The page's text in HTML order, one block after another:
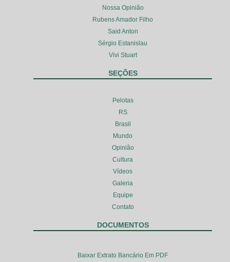
Nossa Opinião
Rubens Amador Filho
Said Anton
Sérgio Estanislau
Vivi Stuart
SEÇÕES
Pelotas
RS
Brasil
Mundo
Opinião
Cultura
Vídeos
Galeria
Equipe
Contato
DOCUMENTOS
Baixar Extrato Bancário Em PDF